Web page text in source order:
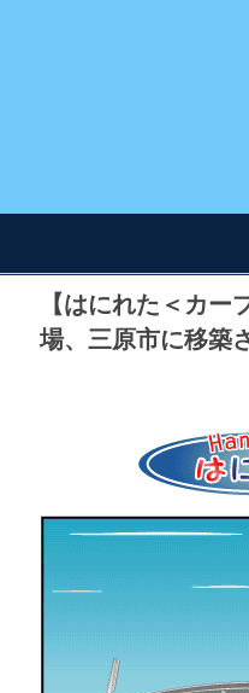
【はにれた＜カー
場、三原市に移築